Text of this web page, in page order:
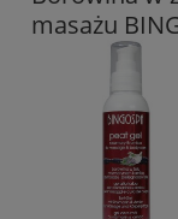
masażu